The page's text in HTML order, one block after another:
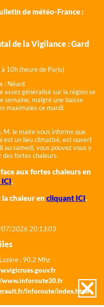
de météo-France :
de la Vigilance : Gard
à 10h (heure de Paris)
: Néant
assez généralisé sur la région se
semaine, malgré une baisse
maximales ce mardi.
M. le maire vous informe que
est un lieu climatisé, est ouvert
au samedi, vous pouvez vous y
fortes chaleurs.
aux fortes chaleurs en
.
chaleur en cliquant ICI.
07/2026 20:13:03
: 90.2 Mhz
inforoute/index.html